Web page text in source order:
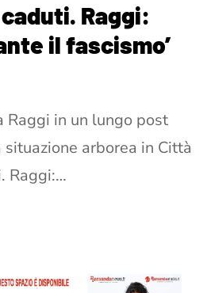
Raggi:
il fascismo’
Raggi in un lungo post
arborea in Città
Raggi:…